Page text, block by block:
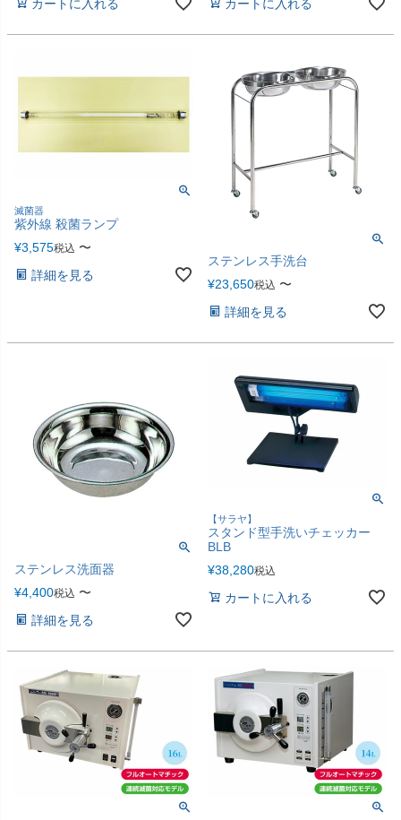
カートに入れる カートに入れる
滅菌器
紫外線 殺菌ランプ
¥3,575税込 〜
詳細を見る
ステンレス手洗台
¥23,650税込 〜
詳細を見る
ステンレス洗面器
¥4,400税込 〜
詳細を見る
【サラヤ】
スタンド型手洗いチェッカー
BLB
¥38,280税込
カートに入れる